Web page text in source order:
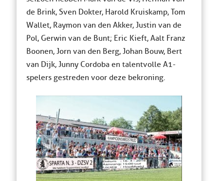
de Brink, Sven Dokter, Harold Kruiskamp, Tom
Wallet, Raymon van den Akker, Justin van de
Pol, Gerwin van de Bunt; Eric Kieft, Aalt Franz
Boonen, Jorn van den Berg, Johan Bouw, Bert
van Dijk, Junny Cordoba en talentvolle A1-
spelers gestreden voor deze bekroning.